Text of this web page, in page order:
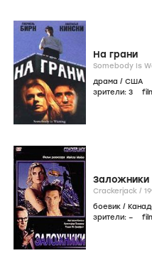
На грани
драма / США
зрители: 3
Заложники
Crackerjack /
боевик /
зрители: –